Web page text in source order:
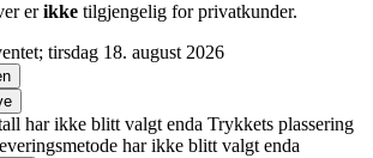
erikke tilgjengelig for privatkunder.
tirsdag 18. august 2026
har ikke blitt valgt enda Trykkets plassering
har ikke blitt valgt enda